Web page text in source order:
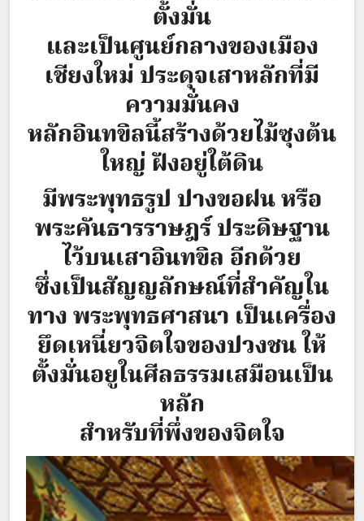
ตั้งมั่น
และเป็นศูนย์กลางของเมือง
เชียงใหม่ ประดุจเสาหลักที่มี
ความมั่นคง
หลักอินทขิลนี้สร้างด้วยไม้ซุงต้น
ใหญ่ ฝังอยู่ใต้ดิน
มีพระพุทธรูป ปางขอฝน หรือ
พระคันธารราษฎร์ ประดิษฐาน
ไว้บนเสาอินทขิล อีกด้วย
ซึ่งเป็นสัญญลักษณ์ที่สำคัญใน
ทาง พระพุทธศาสนา เป็นเครื่อง
ยึดเหนี่ยวจิตใจของปวงชน ให้
ตั้งมั่นอยูในศีลธรรมเสมือนเป็น
หลัก
สำหรับที่พึ่งของจิตใจ